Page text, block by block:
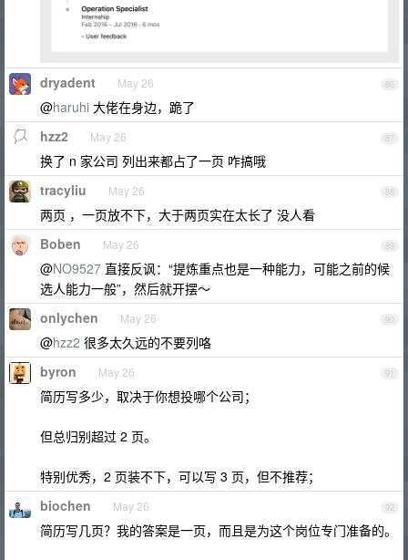
86
dryadent May 26
@haruhi 大佬在身边，跪了
87
hzz2 May 26
换了 n 家公司 列出来都占了一页 咋搞哦
88
tracyliu May 26
两页 ，一页放不下，大于两页实在太长了 没人看
89
Boben May 26
@NO9527 直接反讽：“提炼重点也是一种能力，可能之前的候
选人能力一般”，然后就开摆～
90
onlychen May 26
@hzz2 很多太久远的不要列咯
91
byron May 26
简历写多少，取决于你想投哪个公司；
但总归别超过 2 页。
特别优秀，2 页装不下，可以写 3 页，但不推荐；
92
biochen May 26
简历写几页？我的答案是一页，而且是为这个岗位专门准备的。